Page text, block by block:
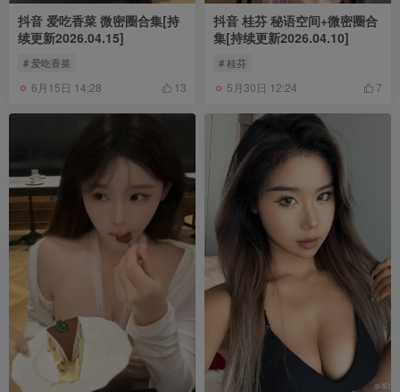
抖音 爱吃香菜 微密圈合集[持
续更新2026.04.15]
# 爱吃香菜
6月15日 14:28 13
抖音 桂芬 秘语空间+微密圈合
集[持续更新2026.04.10]
# 桂芬
5月30日 12:24 7